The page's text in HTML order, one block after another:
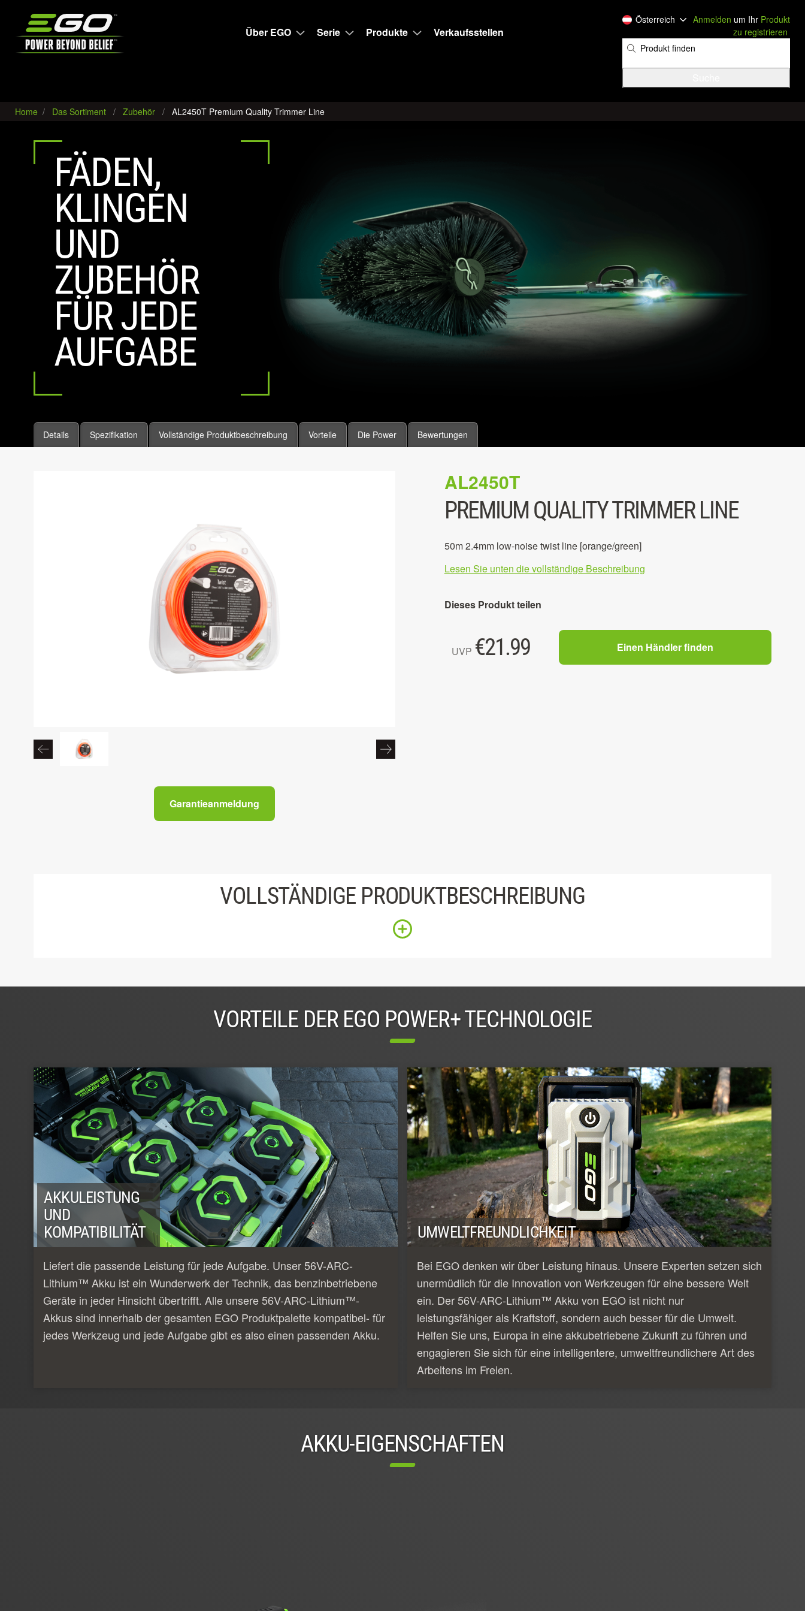
Über EGO
Serie Produkte Verkaufsstellen
Österreich Anmelden um Ihr Produkt
zu registrieren
Home Das Sortiment Zubehör AL2450T Premium Quality Trimmer Line
FÄDEN,
KLINGEN
UND
ZUBEHÖR
FÜR JEDE
AUFGABE
Details Spezifikation Vollständige Produktbeschreibung Vorteile Die Power Bewertungen
Garantieanmeldung
AL2450T
PREMIUM QUALITY TRIMMER LINE
50m 2.4mm low-noise twist line [orange/green]
Lesen Sie unten die vollständige Beschreibung
Dieses Produkt teilen
UVP €21.99 Einen Händler finden
VOLLSTÄNDIGE PRODUKTBESCHREIBUNG
VORTEILE DER EGO POWER+ TECHNOLOGIE
AKKULEISTUNG
UND
KOMPATIBILITÄT
Liefert die passende Leistung für jede Aufgabe. Unser 56V-ARC-
Lithium™ Akku ist ein Wunderwerk der Technik, das benzinbetriebene
Geräte in jeder Hinsicht übertrifft. Alle unsere 56V-ARC-Lithium™-
Akkus sind innerhalb der gesamten EGO Produktpalette kompatibel- für
jedes Werkzeug und jede Aufgabe gibt es also einen passenden Akku.
UMWELTFREUNDLICHKEIT
Bei EGO denken wir über Leistung hinaus. Unsere Experten setzen sich
unermüdlich für die Innovation von Werkzeugen für eine bessere Welt
ein. Der 56V-ARC-Lithium™ Akku von EGO ist nicht nur
leistungsfähiger als Kraftstoff, sondern auch besser für die Umwelt.
Helfen Sie uns, Europa in eine akkubetriebene Zukunft zu führen und
engagieren Sie sich für eine intelligentere, umweltfreundlichere Art des
Arbeitens im Freien.
AKKU-EIGENSCHAFTEN